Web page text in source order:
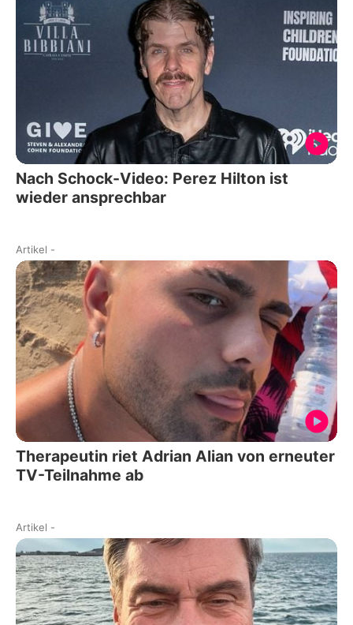
Nach Schock-Video: Perez Hilton ist
wieder ansprechbar
Artikel -
Therapeutin riet Adrian Alian von erneuter
TV-Teilnahme ab
Artikel -